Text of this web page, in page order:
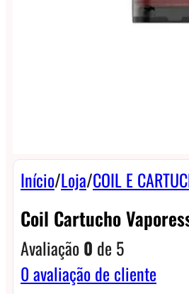
Início/Loja/COIL E
Coil Cartucho
Avaliação0 de 5
0avaliação de cliente